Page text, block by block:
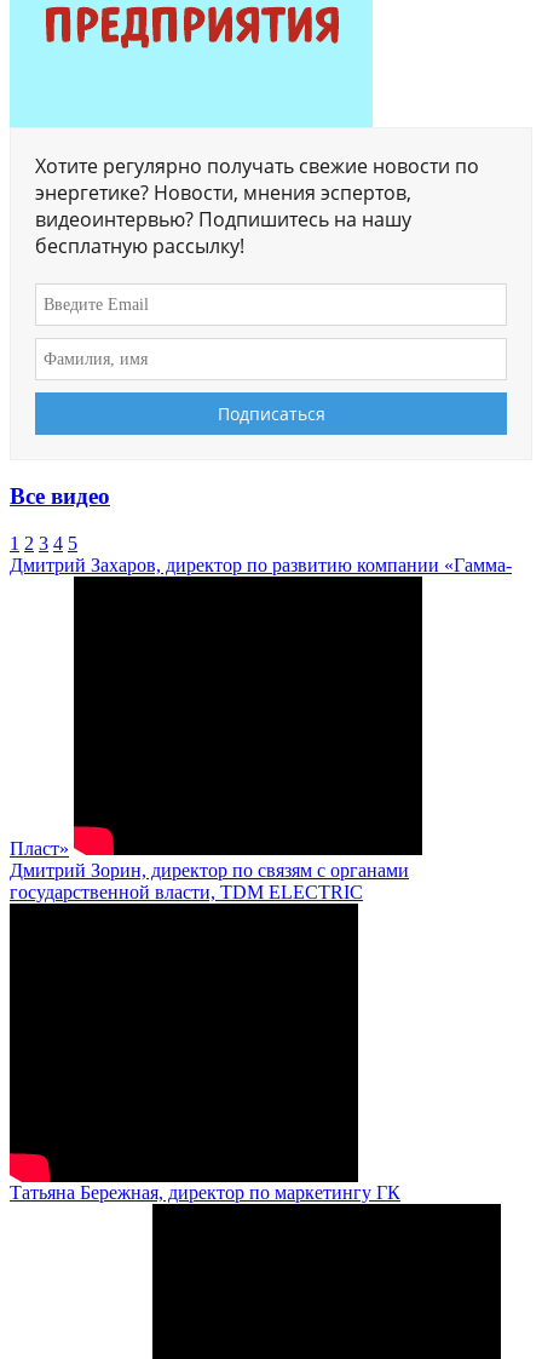
Хотите регулярно получать свежие новости по
энергетике? Новости, мнения эспертов,
видеоинтервью? Подпишитесь на нашу
бесплатную рассылку!
Все видео
1 2 3 4 5
Дмитрий Захаров, директор по развитию компании «Гамма-
Пласт»
Дмитрий Зорин, директор по связям с органами
государственной власти, TDM ELECTRIC
Татьяна Бережная, директор по маркетингу ГК